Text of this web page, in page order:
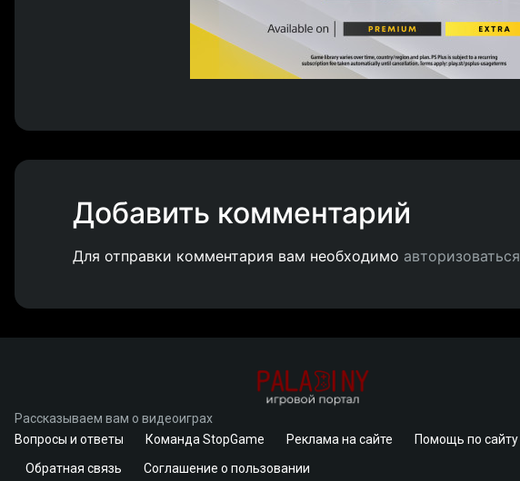
Добавить комментарий
Для отправки комментария вам необходимо авторизоваться
Рассказываем вам о видеоиграх
Вопросы и ответы
Команда StopGame Реклама на сайте
Помощь по сайту
Обратная связь
Соглашение о пользовании